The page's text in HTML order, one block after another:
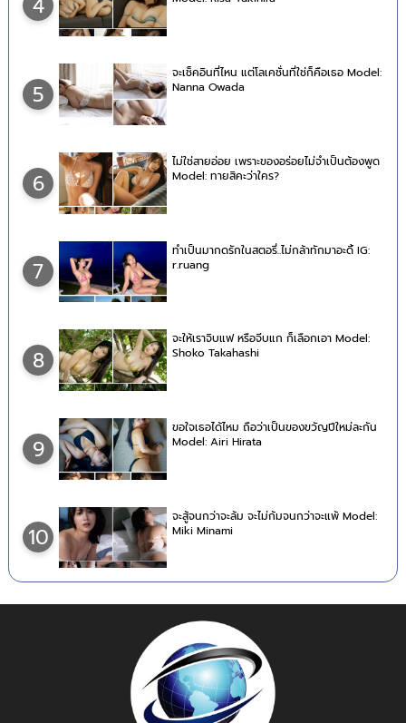
4
5
จะเช็คอินที่ไหน แต่โลเคชั่นที่ใช่ก็คือเธอ Model:
Nanna Owada
6
ไม่ใช่สายอ่อย เพราะของอร่อยไม่จำเป็นต้องพูด
Model: ทายสิคะว่าใคร?
7
ทำเป็นมากดรักในสตอรี่..ไม่กล้าทักมาอะดิ้ IG:
r.ruang
8
จะให้เราจิบแฟ หรือจีบแก ก็เลือกเอา Model:
Shoko Takahashi
9
ขอใจเธอได้ไหม ถือว่าเป็นของขวัญปีใหม่ละกัน
Model: Airi Hirata
10
จะสู้จนกว่าจะล้ม จะไม่ก้มจนกว่าจะแพ้ Model:
Miki Minami